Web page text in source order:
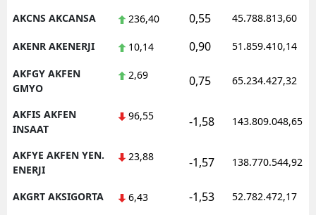
AKCNS AKCANSA 236,40 0,55 45.788.813,60
AKENR AKENERJI 10,14 0,90 51.859.410,14
AKFGY AKFEN
GMYO
2,69 0,75 65.234.427,32
AKFIS AKFEN
INSAAT
96,55 -1,58 143.809.048,65
AKFYE AKFEN YEN.
ENERJI
23,88 -1,57 138.770.544,92
AKGRT AKSIGORTA 6,43 -1,53 52.782.472,17